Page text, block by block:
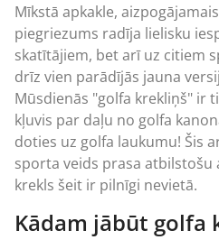
Mīkstā apkakle,
piegriezums radīja lielisku
skatītājiem, bet arī uz citiem
drīz vien parādījās jauna
Mūsdienās "golfa krekliņš" ir
kļuvis par daļu no golfa
doties uz golfa laukumu! Šis
sporta veids prasa atbilstošu
krekls šeit ir pilnīgi nevietā.
Kādam jābūt golfa